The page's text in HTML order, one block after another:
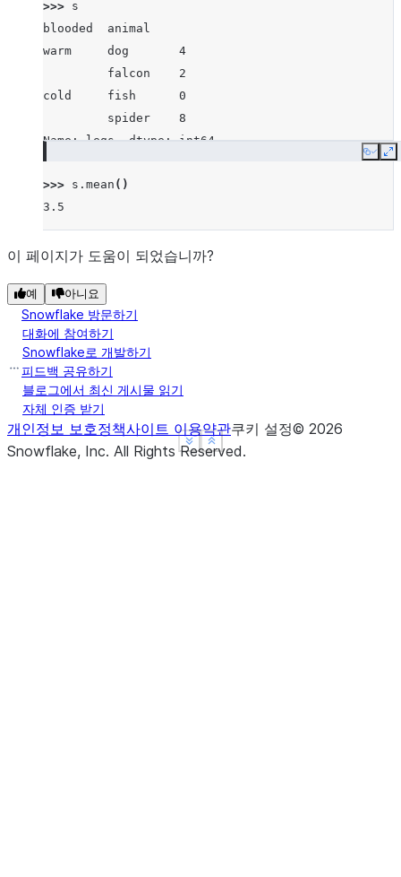
>>> s
blooded  animal
warm     dog       4
         falcon    2
cold     fish      0
         spider    8
Name: legs, dtype: int64
Show less
See more
Copy
>>> s . mean ()
3.5
Show less
See more
이 페이지가 도움이 되었습니까?
예 아니요
Snowflake 방문하기
대화에 참여하기
Snowflake로 개발하기
피드백 공유하기
블로그에서 최신 게시물 읽기
자체 인증 받기
개인정보 보호정책사이트 이용약관쿠키 설정© 2026
Snowflake, Inc. All Rights Reserved.